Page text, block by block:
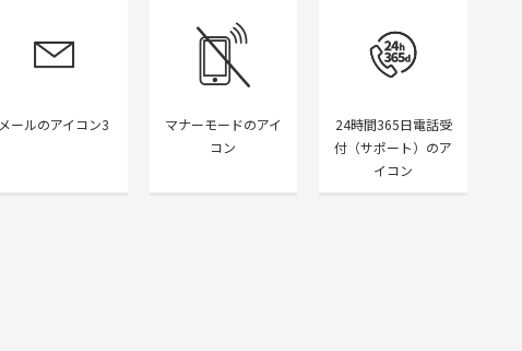
メールのアイコン3
マナーモードのアイ
コン
24時間365日電話受
付（サポート）のア
イコン